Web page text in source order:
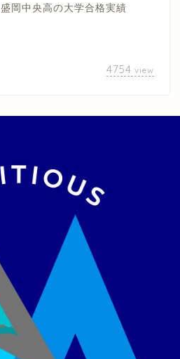
盛岡中央高の大学合格実績
4754 view